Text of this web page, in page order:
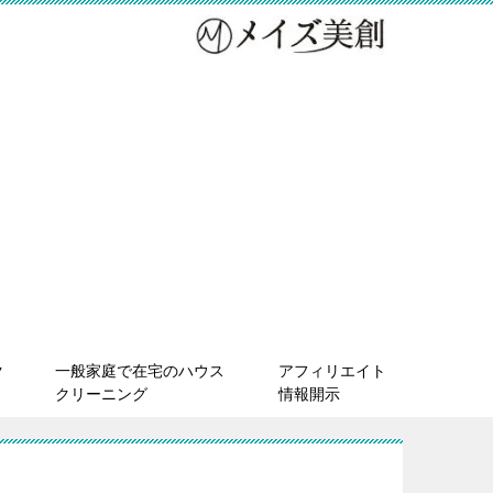
一般家庭で在宅のハウス
クリーニング
アフィリエイト
情報開示